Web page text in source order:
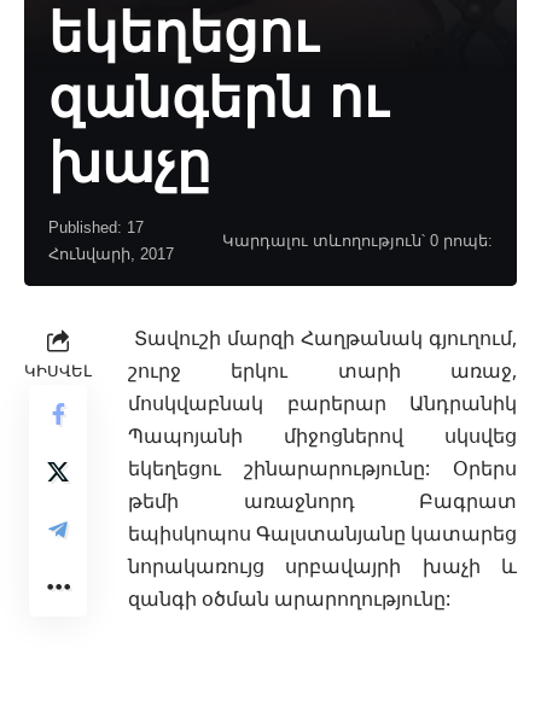
եկեղեցու
զանգերն ու
խաչը
Published: 17
Հունվարի, 2017
Կարդալու տևողություն՝ 0 րոպե:
ԿԻՍՎԵԼ
Տավուշի մարզի Հաղթանակ գյուղում,
շուրջ երկու տարի առաջ,
մոսկվաբնակ բարերար Անդրանիկ
Պապոյանի միջոցներով սկսվեց
եկեղեցու շինարարությունը: Օրերս
թեմի առաջնորդ Բագրատ
եպիսկոպոս Գալստանյանը կատարեց
նորակառույց սրբավայրի խաչի և
զանգի օծման արարողությունը: